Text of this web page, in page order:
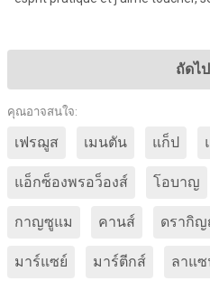
ถัดไป
คุณอาจสนใจ:
เฟรฌูส เมนตัน แก็ป
แอ็กซ็องพรอว็องส์ โอบาญ
กาญซูแม คานส์ ดรากิ
มาร์แซย์ มาร์ตีกส์ ลาแ